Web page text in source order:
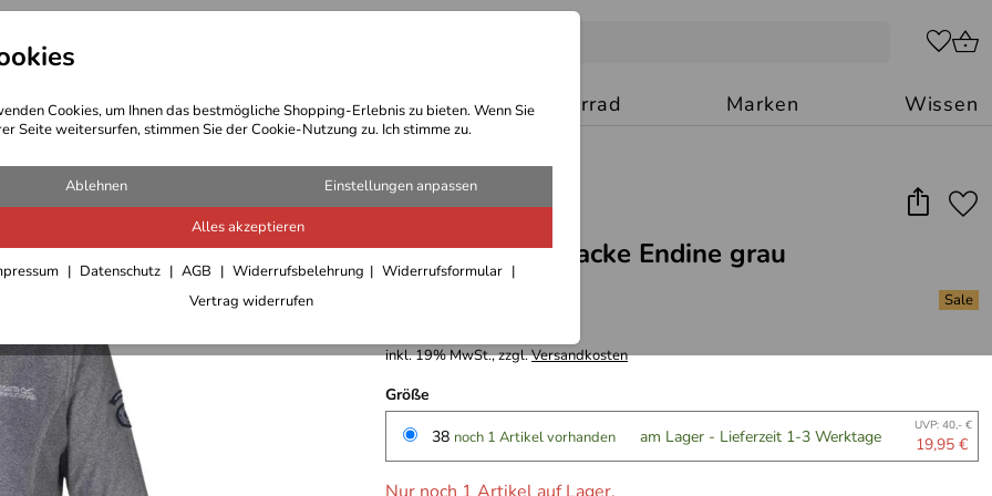
Cookies, um Ihnen das bestmögliche Shopping-Erlebnis zu bieten. Wenn Sie
Seite weitersurfen, stimmen Sie der Cookie-Nutzung zu. Ich stimme zu.
Ablehnen Einstellungen anpassen
Alles akzeptieren
Datenschutz AGB Widerrufsbelehrung
Widerrufsformular
Vertrag widerrufen
Bekleidung Outdoor Ausrüstung Motorrad Marken Wissen
Regatta Fleecejacke Endine grau
inkl. 19% MwSt., zzgl.Versandkosten
Größe
38 noch 1 Artikel vorhanden am Lager - Lieferzeit 1-3 Werktage UVP: 40,- €
19,95 €